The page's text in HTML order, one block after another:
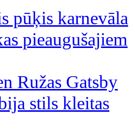
pūķis karnevāla
pieaugušajiem
Ružas Gatsby
stils kleitas